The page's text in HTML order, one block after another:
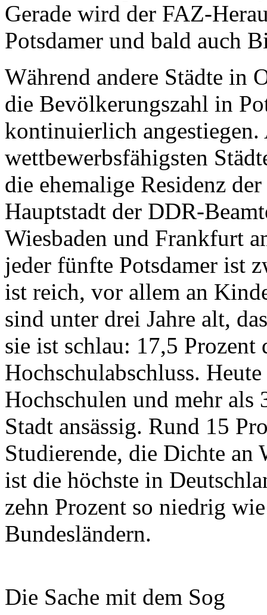
Gerade wird der FAZ-
Potsdamer und bald auch
Während andere Städte in
die Bevölkerungszahl in
kontinuierlich
wettbewerbsfähigsten
die ehemalige Residenz
Hauptstadt der DDR-
Wiesbaden und Frankfurt
jeder fünfte Potsdamer ist
ist reich, vor allem an
sind unter drei Jahre alt,
sie ist schlau: 17,5 Prozent
Hochschulabschluss.
Hochschulen und mehr als
Stadt ansässig. Rund 15
Studierende, die Dichte an
ist die höchste in
zehn Prozent so niedrig
Bundesländern.
Die Sache mit dem Sog